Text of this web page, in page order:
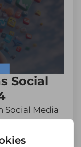
Social
Social Media